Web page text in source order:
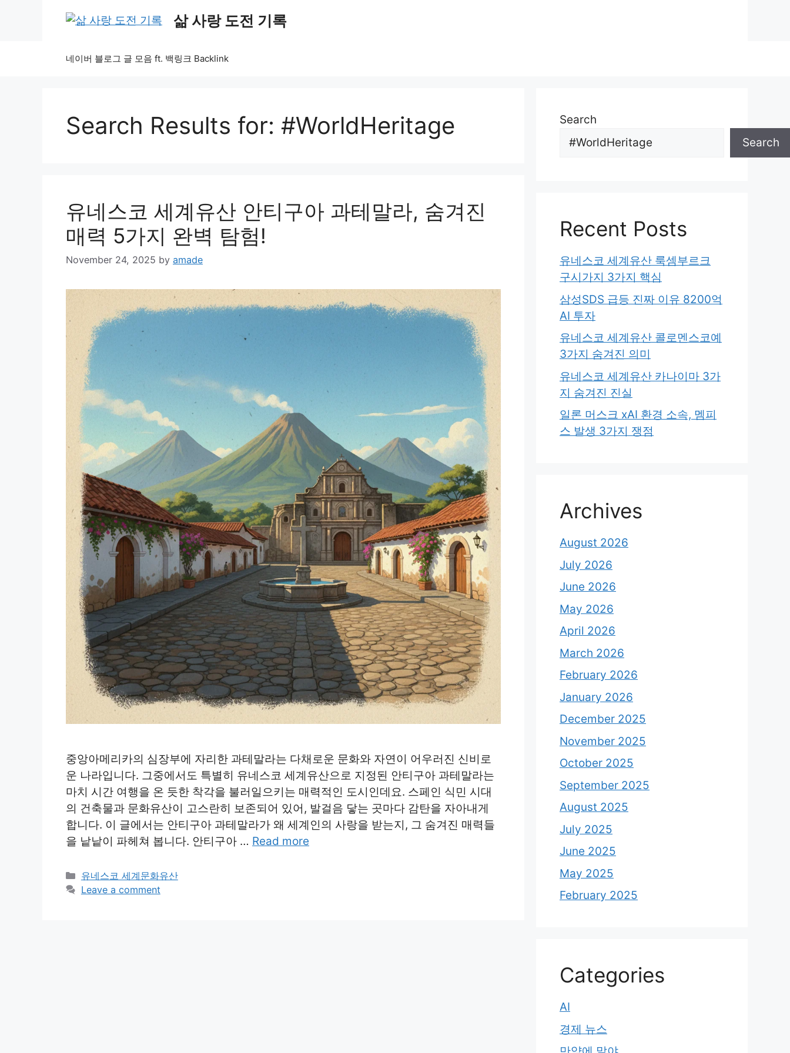
삶 사랑 도전 기록
네이버 블로그 글 모음 ft. 백링크 Backlink
Search Results for: #WorldHeritage
유네스코 세계유산 안티구아 과테말라, 숨겨진
매력 5가지 완벽 탐험!
November 24, 2025 by amade
중앙아메리카의 심장부에 자리한 과테말라는 다채로운 문화와 자연이 어우러진 신비로
운 나라입니다. 그중에서도 특별히 유네스코 세계유산으로 지정된 안티구아 과테말라는
마치 시간 여행을 온 듯한 착각을 불러일으키는 매력적인 도시인데요. 스페인 식민 시대
의 건축물과 문화유산이 고스란히 보존되어 있어, 발걸음 닿는 곳마다 감탄을 자아내게
합니다. 이 글에서는 안티구아 과테말라가 왜 세계인의 사랑을 받는지, 그 숨겨진 매력들
을 낱낱이 파헤쳐 봅니다. 안티구아 … Read more
Categories
유네스코 세계문화유산
Leave a comment
Search
Search
Recent Posts
유네스코 세계유산 룩셈부르크
구시가지 3가지 핵심
삼성SDS 급등 진짜 이유 8200억
AI 투자
유네스코 세계유산 콜로멘스코예
3가지 숨겨진 의미
유네스코 세계유산 카나이마 3가
지 숨겨진 진실
일론 머스크 xAI 환경 소속, 멤피
스 발생 3가지 쟁점
Archives
August 2026
July 2026
June 2026
May 2026
April 2026
March 2026
February 2026
January 2026
December 2025
November 2025
October 2025
September 2025
August 2025
July 2025
June 2025
May 2025
February 2025
Categories
AI
경제 뉴스